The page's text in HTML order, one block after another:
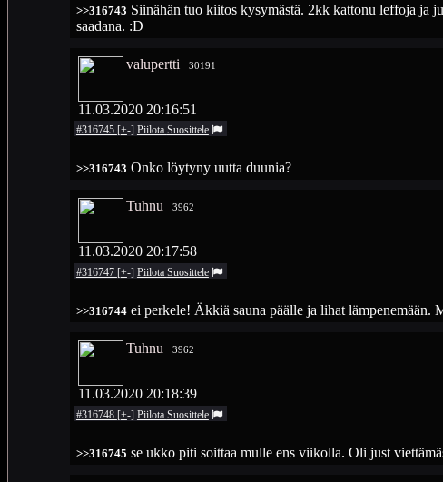
>>316743 Siinähän tuo kiitos kysymästä. 2kk kattonu leffoja ja
saadana. :D
valupertti 30191
11.03.2020 20:16:51
#316745 [+-] Piilota Suosittele
>>316743 Onko löytyny uutta duunia?
Tuhnu 3962
11.03.2020 20:17:58
#316747 [+-] Piilota Suosittele
>>316744ei perkele! Äkkiä sauna päälle ja lihat lämpenemään.
Tuhnu 3962
11.03.2020 20:18:39
#316748 [+-] Piilota Suosittele
>>316745 se ukko piti soittaa mulle ens viikolla. Oli just